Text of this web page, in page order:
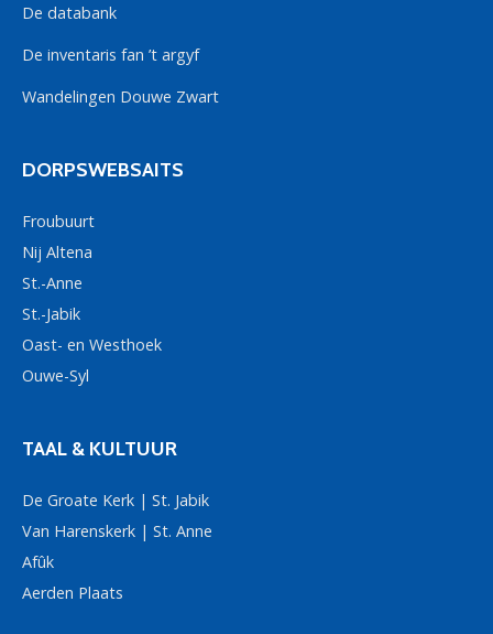
De databank
De inventaris fan ’t argyf
Wandelingen Douwe Zwart
DORPSWEBSAITS
Froubuurt
Nij Altena
St.-Anne
St.-Jabik
Oast- en Westhoek
Ouwe-Syl
TAAL & KULTUUR
De Groate Kerk | St. Jabik
Van Harenskerk | St. Anne
Afûk
Aerden Plaats